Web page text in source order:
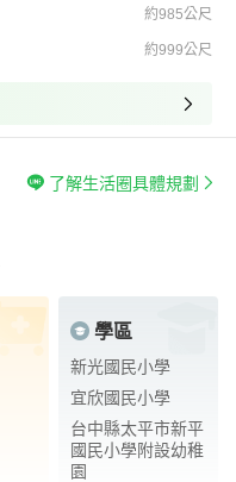
約985公尺
約999公尺
了解生活圈具體規劃
學區
新光國民小學
宜欣國民小學
台中縣太平市新平
國民小學附設幼稚
園